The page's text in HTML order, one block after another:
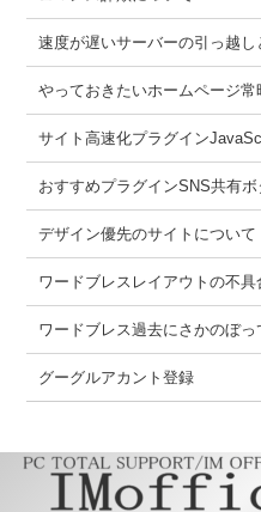
速度が遅いサーバーの引っ越
やっておきたいホームページ常
サイト高速化プラグイン
おすすめプラグインSNS共有
デザイン優先のサイトについて
ワードブレスレイアウトの不具
ワードブレス過去にさかのぼっ
グーグルアカント登録